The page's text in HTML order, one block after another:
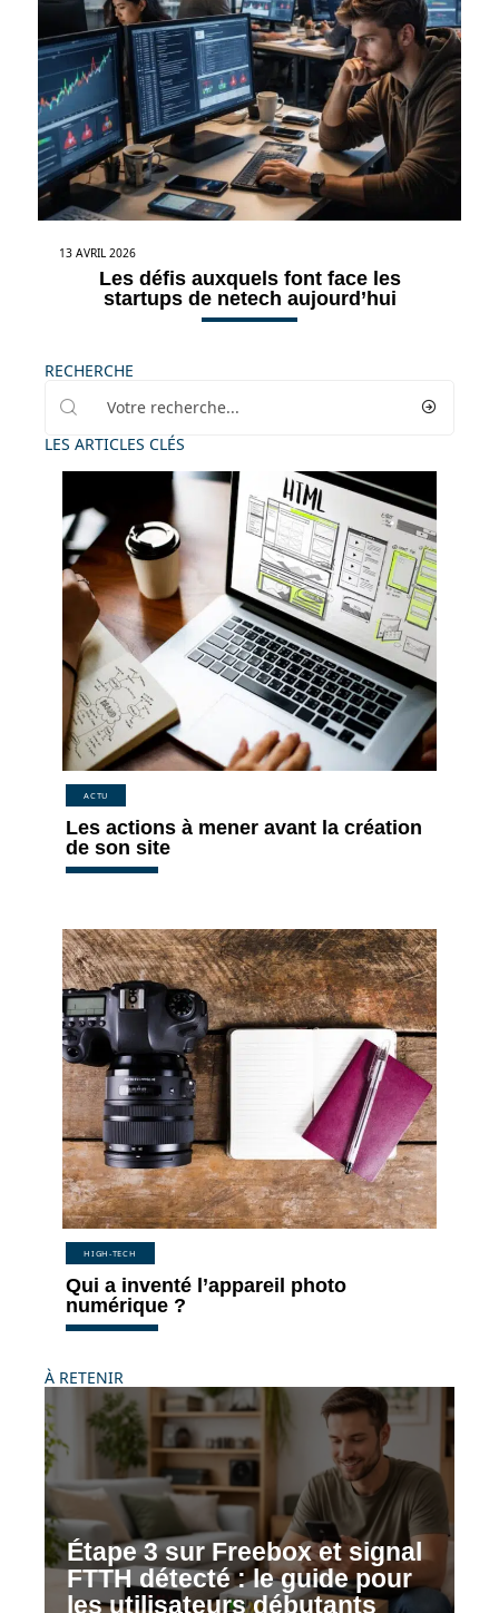
13 AVRIL 2026
Les défis auxquels font face les
startups de netech aujourd’hui
RECHERCHE
LES ARTICLES CLÉS
ACTU
Les actions à mener avant la création
de son site
HIGH-TECH
Qui a inventé l’appareil photo
numérique ?
À RETENIR
Étape 3 sur Freebox et signal
FTTH détecté : le guide pour
les utilisateurs débutants